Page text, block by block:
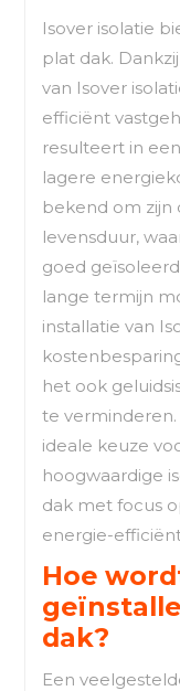
Isover isolatie
plat dak.
van Isover
efficiënt
resulteert in
lagere
bekend om zijn
levensduur,
goed
lange termijn
installatie van
het ook
te verminderen.
ideale keuze
hoogwaardige
dak met focus
energie-
Hoe
dak?
Een